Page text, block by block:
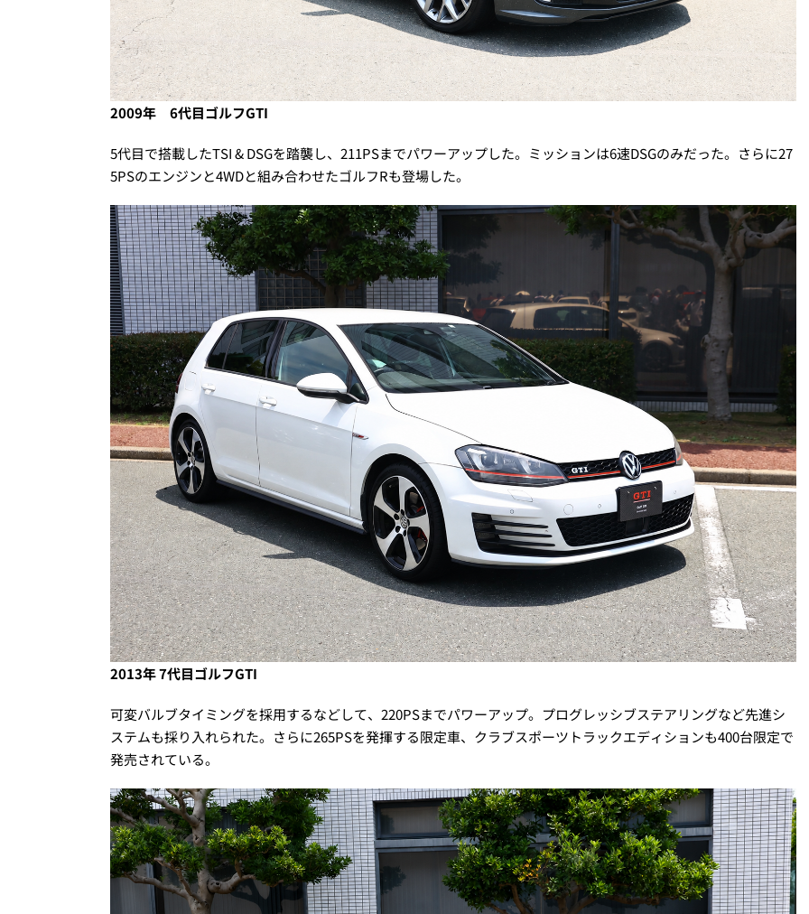
2009年 6代目ゴルフGTI
5代目で搭載したTSI & DSGを踏襲し、211PSまでパワーアップした。ミッションは6速DSGのみだった。さらに27
5PSのエンジンと4WDと組み合わせたゴルフRも登場した。
2013年 7代目ゴルフGTI
可変バルブタイミングを採用するなどして、220PSまでパワーアップ。プログレッシブステアリングなど先進シ
ステムも採り入れられた。さらに265PSを発揮する限定車、クラブスポーツトラックエディションも400台限定で
発売されている。